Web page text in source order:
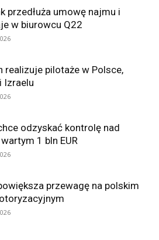
przedłuża umowę najmu i
w biurowcu Q22
realizuje pilotaże w Polsce,
Izraelu
odzyskać kontrolę nad
1 bln EUR
przewagę na polskim